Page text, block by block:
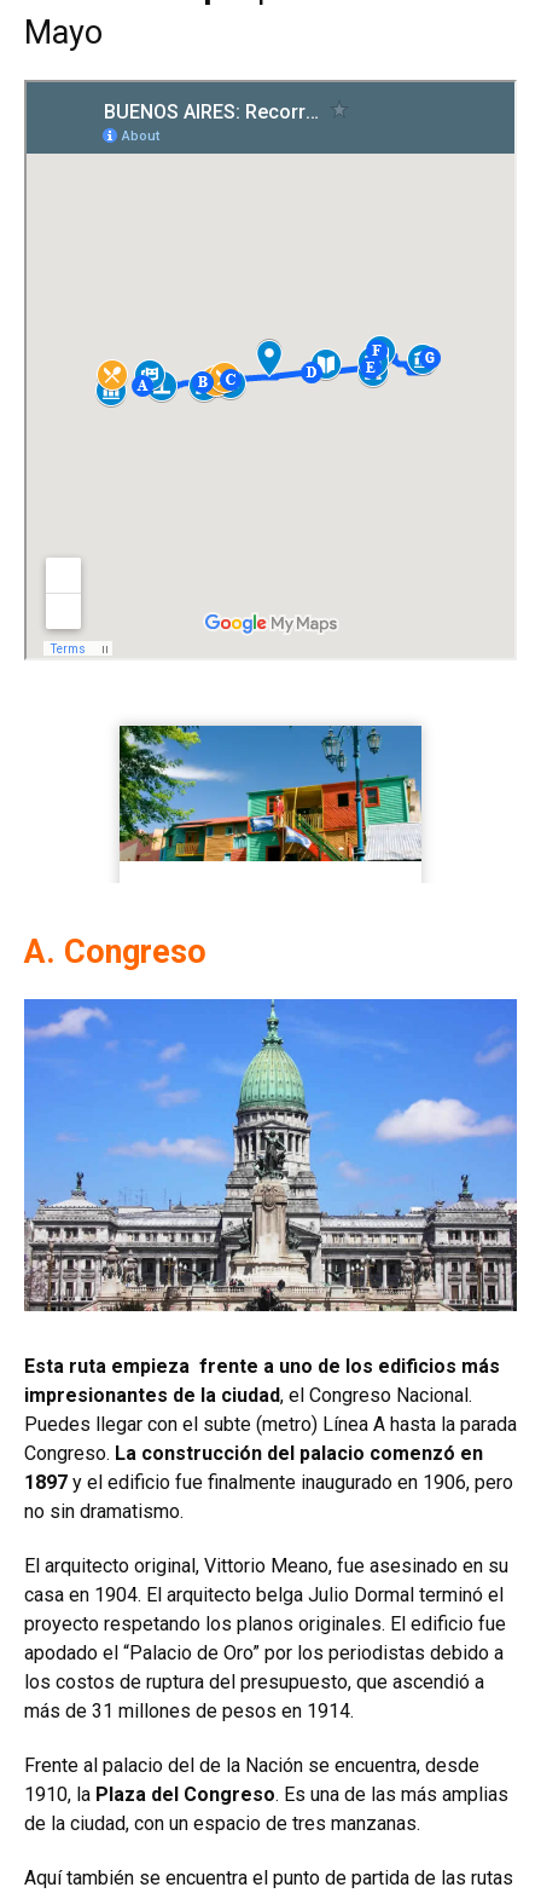
Mayo
A. Congreso
Esta ruta empieza frente a uno de los edificios más
impresionantes de la ciudad, el Congreso Nacional.
Puedes llegar con el subte (metro) Línea A hasta la parada
Congreso. La construcción del palacio comenzó en
1897 y el edificio fue finalmente inaugurado en 1906, pero
no sin dramatismo.
El arquitecto original, Vittorio Meano, fue asesinado en su
casa en 1904. El arquitecto belga Julio Dormal terminó el
proyecto respetando los planos originales. El edificio fue
apodado el “Palacio de Oro” por los periodistas debido a
los costos de ruptura del presupuesto, que ascendió a
más de 31 millones de pesos en 1914.
Frente al palacio del de la Nación se encuentra, desde
1910, la Plaza del Congreso. Es una de las más amplias
de la ciudad, con un espacio de tres manzanas.
Aquí también se encuentra el punto de partida de las rutas